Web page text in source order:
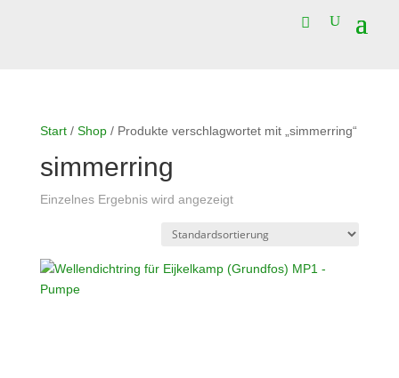
Start/ Shop/ Produkte verschlagwortet mit „simmerring“
simmerring
Einzelnes Ergebnis wird angezeigt